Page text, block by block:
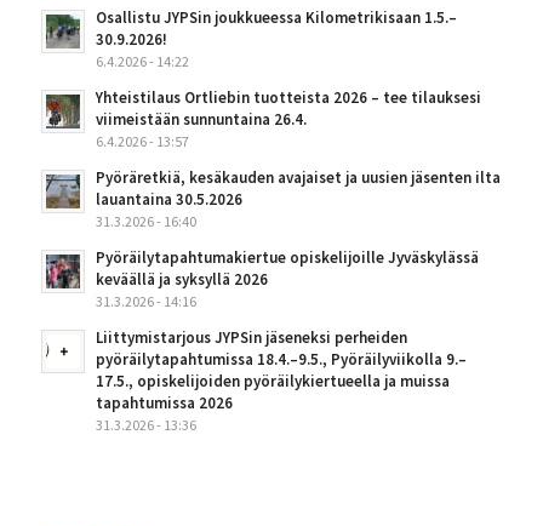
Osallistu JYPSin joukkueessa Kilometrikisaan 1.5.–
30.9.2026!
6.4.2026 - 14:22
Yhteistilaus Ortliebin tuotteista 2026 – tee tilauksesi
viimeistään sunnuntaina 26.4.
6.4.2026 - 13:57
Pyöräretkiä, kesäkauden avajaiset ja uusien jäsenten ilta
lauantaina 30.5.2026
31.3.2026 - 16:40
Pyöräilytapahtumakiertue opiskelijoille Jyväskylässä
keväällä ja syksyllä 2026
31.3.2026 - 14:16
Liittymistarjous JYPSin jäseneksi perheiden
pyöräilytapahtumissa 18.4.–9.5., Pyöräilyviikolla 9.–
17.5., opiskelijoiden pyöräilykiertueella ja muissa
tapahtumissa 2026
31.3.2026 - 13:36